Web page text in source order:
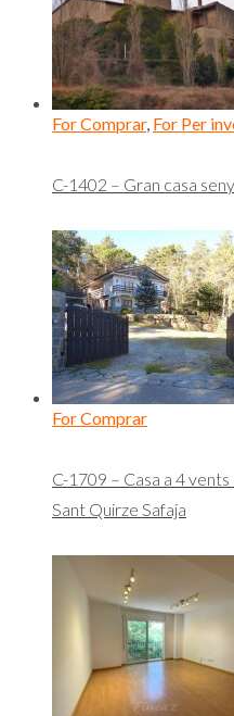
For Comprar, For Per
C-1402 – Gran casa
For Comprar
C-1709 – Casa a 4
Sant Quirze Safaja